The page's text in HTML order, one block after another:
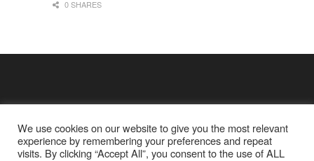
0 SHARES
We use cookies on our website to give you the most relevant
experience by remembering your preferences and repeat
visits. By clicking “Accept All”, you consent to the use of ALL